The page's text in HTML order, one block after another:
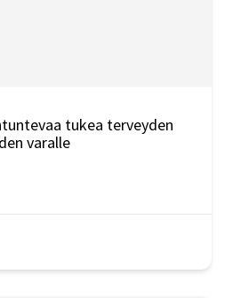
tukea terveyden
varalle